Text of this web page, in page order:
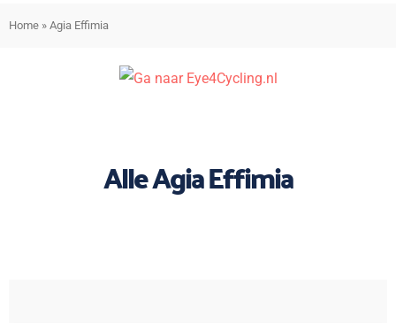
Home » Agia Effimia
Alle Agia Effimia